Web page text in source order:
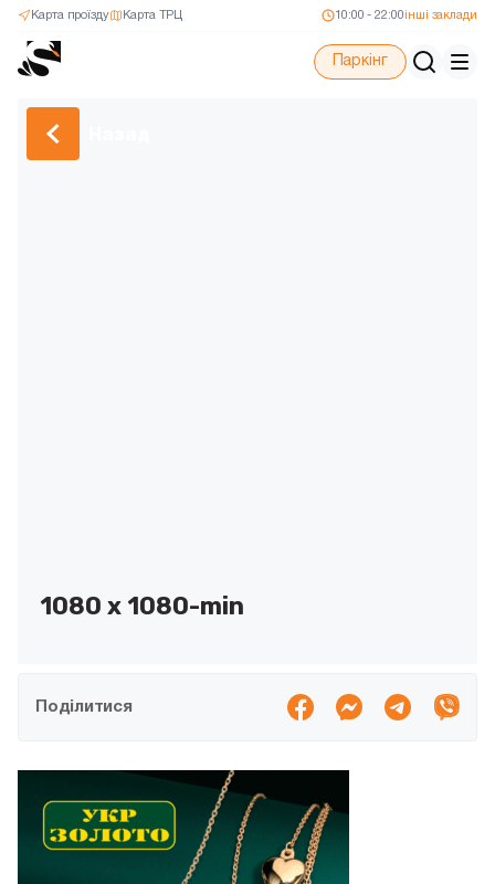
Карта ТРЦ
Карта проїзду 10:00 - 22:00 інші заклади
Паркінг
1080 х 1080-min
Поділитися